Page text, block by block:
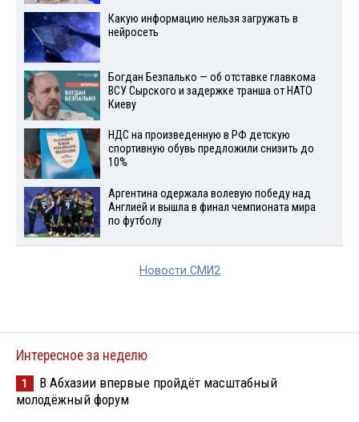
Какую информацию нельзя загружать в
нейросеть
Богдан Безпалько — об отставке главкома
ВСУ Сырского и задержке транша от НАТО
Киеву
НДС на произведенную в РФ детскую
спортивную обувь предложили снизить до
10%
Аргентина одержала волевую победу над
Англией и вышла в финал чемпионата мира
по футболу
Новости СМИ2
Интересное за неделю
1
В Абхазии впервые пройдёт масштабный
молодёжный форум